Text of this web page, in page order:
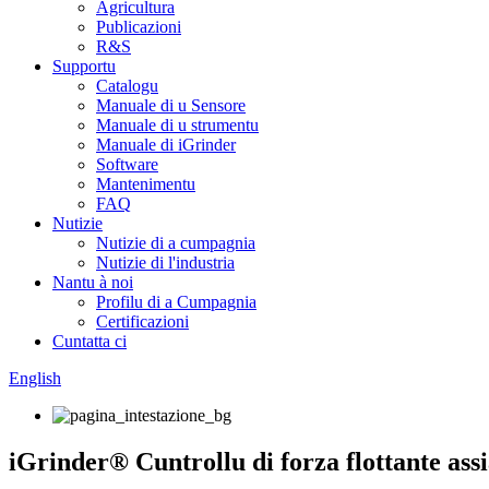
Agricultura
Publicazioni
R&S
Supportu
Catalogu
Manuale di u Sensore
Manuale di u strumentu
Manuale di iGrinder
Software
Mantenimentu
FAQ
Nutizie
Nutizie di a cumpagnia
Nutizie di l'industria
Nantu à noi
Profilu di a Cumpagnia
Certificazioni
Cuntatta ci
English
iGrinder® Cuntrollu di forza flottante